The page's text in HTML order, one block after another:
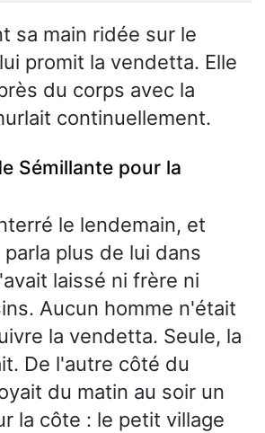
sa main ridée sur le
promit la vendetta. Elle
du corps avec la
continuellement.
Sémillante pour la
le lendemain, et
plus de lui dans
laissé ni frère ni
Aucun homme n'était
la vendetta. Seule, la
De l'autre côté du
du matin au soir un
la côte : le petit village